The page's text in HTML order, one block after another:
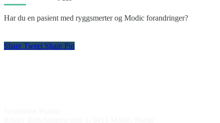
Har du en pasient med ryggsmerter og Modic forandringer?
Share Tweet Share Pin